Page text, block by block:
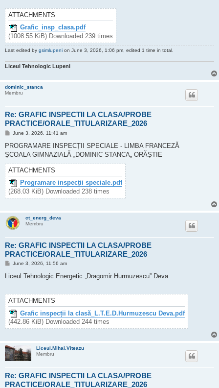
ATTACHMENTS
Grafic_insp_clasa.pdf
(1008.55 KiB) Downloaded 239 times
Last edited by gsimlupeni on June 3, 2026, 1:06 pm, edited 1 time in total.
Liceul Tehnologic Lupeni
dominic_stanca
Membru
Re: GRAFIC INSPECTII LA CLASA/PROBE
PRACTICE/ORALE_TITULARIZARE_2026
P
s
June 3, 2026, 11:41 am
PROGRAMARE INSPECȚII SPECIALE - LIMBA FRANCEZĂ
ȘCOALA GIMNAZIALĂ „DOMINIC STANCA„ ORĂȘTIE
ATTACHMENTS
Programare inspecții speciale.pdf
(268.03 KiB) Downloaded 238 times
ct_energ_deva
Membru
Re: GRAFIC INSPECTII LA CLASA/PROBE
PRACTICE/ORALE_TITULARIZARE_2026
P
s
June 3, 2026, 11:56 am
Liceul Tehnologic Energetic „Dragomir Hurmuzescu” Deva
ATTACHMENTS
Grafic inspecții la clasă_L.T.E.D.Hurmuzescu Deva.pdf
(442.86 KiB) Downloaded 244 times
Liceul.Mihai.Viteazu
Membru
Re: GRAFIC INSPECTII LA CLASA/PROBE
PRACTICE/ORALE_TITULARIZARE_2026